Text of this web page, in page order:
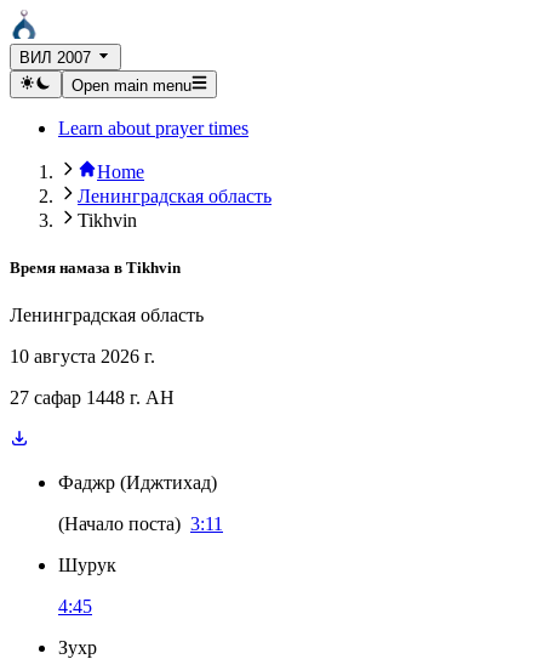
ВИЛ 2007
Open main menu
Learn about prayer times
Home
Ленинградская область
Tikhvin
Время намаза в Tikhvin
Ленинградская область
10 августа 2026 г.
27 сафар 1448 г. AH
Фаджр (Иджтихад)
(Начало поста) 3:11
Шурук
4:45
Зухр